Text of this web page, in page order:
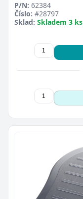
P/N: 62384
Číslo: #28797
Sklad: Skladem 3 ks